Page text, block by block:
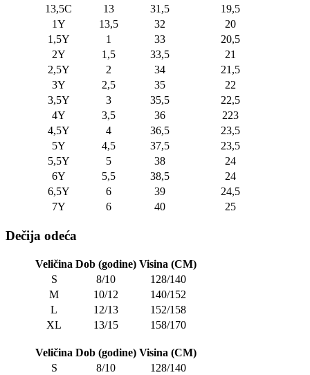
13,5C
13 31,5
19,5
1Y
13,5 32
20
1,5Y
1 33
20,5
2Y
1,5 33,5
21
2,5Y
2 34
21,5
3Y
2,5 35
22
3,5Y
3 35,5
22,5
4Y
3,5 36
223
4,5Y
4 36,5
23,5
5Y
4,5 37,5
23,5
5,5Y
5 38
24
6Y
5,5 38,5
24
6,5Y
6 39
24,5
7Y
6 40 25
Dečija odeća
Veličina Dob (godine) Visina (CM)
S
8/10
128/140
M
10/12
140/152
L
12/13
152/158
XL
13/15 158/170
Veličina Dob (godine) Visina (CM)
S
8/10
128/140